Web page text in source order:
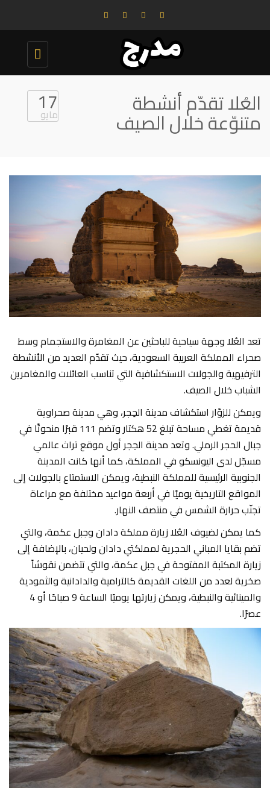
Toggle
navigation
العُلا تقدّم أنشطة
متنوّعة خلال الصيف
17
مايو
تعد العُلا وجهة سياحية للباحثين عن المغامرة والاستجمام وسط
صحراء المملكة العربية السعودية، حيث تقدّم العديد من الأنشطة
الترفيهية والجولات الاستكشافية التي تناسب العائلات والمغامرين
الشباب خلال الصيف.
ويمكن للزوّار استكشاف مدينة الحِجر، وهي مدينة صحراوية
قديمة تغطي مساحة تبلغ 52 هكتار وتضم 111 قبرًا منحوتًا في
جبال الحجر الرملي. وتعد مدينة الحِجر أول موقع تراث عالمي
مسجّل لدى اليونسكو في المملكة، كما أنها كانت المدينة
الجنوبية الرئيسية للمملكة النبطية، ويمكن الاستمتاع بالجولات إلى
المواقع التاريخية يوميًا في أربعة مواعيد مختلفة مع مراعاة
تجنّب حرارة الشمس في منتصف النهار.
كما يمكن لضيوف العُلا زيارة مملكة دادان وجبل عكمة، والتي
تضم بقايا المباني الحجرية لمملكتي دادان ولحيان، بالإضافة إلى
زيارة المكتبة المفتوحة في جبل عكمة، والتي تتضمن نقوشاً
صخرية لعدد من اللغات القديمة كالآرامية والدادانية والثمودية
والمينائية والنبطية، ويمكن زيارتها يوميًا الساعة 9 صباحًا أو 4
عصرًا.